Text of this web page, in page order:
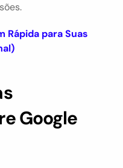
Rápida para Suas
Google